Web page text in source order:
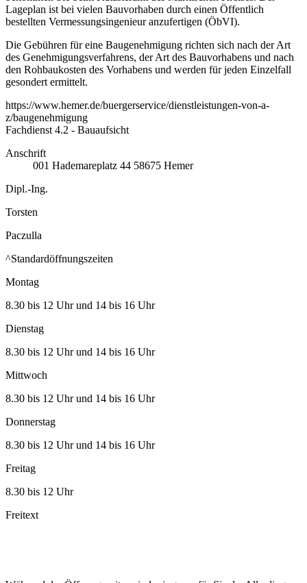
Lageplan ist bei vielen Bauvorhaben durch einen Öffentlich
bestellten Vermessungsingenieur anzufertigen (ÖbVI).
Die Gebühren für eine Baugenehmigung richten sich nach der Art
des Genehmigungsverfahrens, der Art des Bauvorhabens und nach
den Rohbaukosten des Vorhabens und werden für jeden Einzelfall
gesondert ermittelt.
https://www.hemer.de/buergerservice/dienstleistungen-von-a-
z/baugenehmigung
Fachdienst 4.2 - Bauaufsicht
Anschrift
001 Hademareplatz 44 58675 Hemer
Dipl.-Ing.
Torsten
Paczulla
^Standardöffnungszeiten
Montag
8.30 bis 12 Uhr und 14 bis 16 Uhr
Dienstag
8.30 bis 12 Uhr und 14 bis 16 Uhr
Mittwoch
8.30 bis 12 Uhr und 14 bis 16 Uhr
Donnerstag
8.30 bis 12 Uhr und 14 bis 16 Uhr
Freitag
8.30 bis 12 Uhr
Freitext